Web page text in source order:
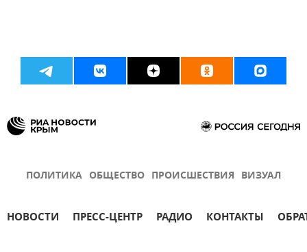
ПОЛИТИКА ОБЩЕСТВО ПРОИСШЕСТВИЯ ВИЗУАЛ
НОВОСТИ ПРЕСС-ЦЕНТР РАДИО КОНТАКТЫ